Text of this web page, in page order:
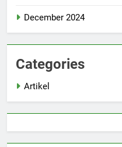
December 2024
Categories
Artikel